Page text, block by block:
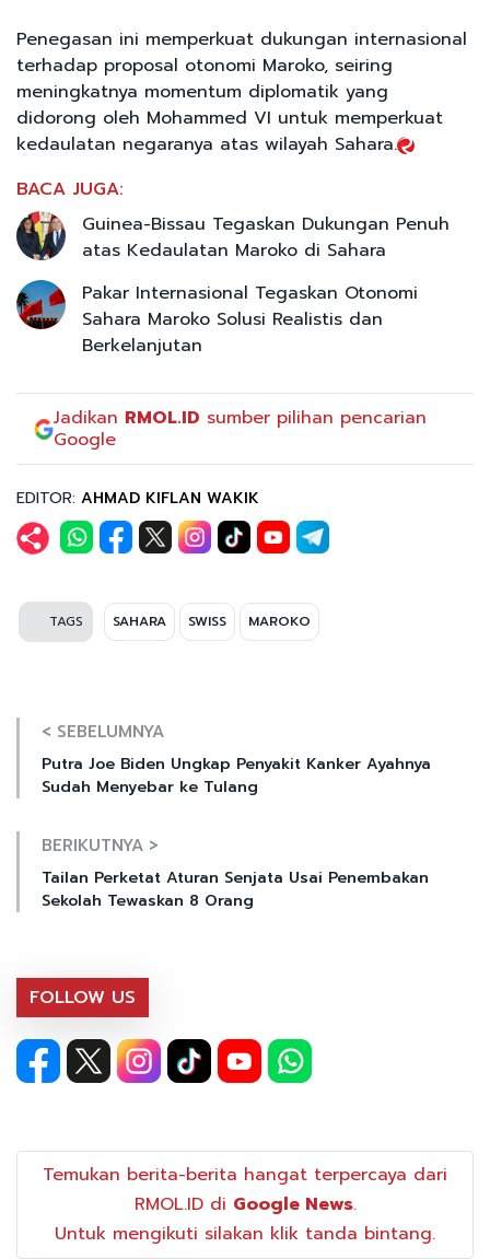
Penegasan ini memperkuat dukungan internasional
terhadap proposal otonomi Maroko, seiring
meningkatnya momentum diplomatik yang
didorong oleh Mohammed VI untuk memperkuat
kedaulatan negaranya atas wilayah Sahara.
BACA JUGA:
Guinea-Bissau Tegaskan Dukungan Penuh
atas Kedaulatan Maroko di Sahara
Pakar Internasional Tegaskan Otonomi
Sahara Maroko Solusi Realistis dan
Berkelanjutan
Jadikan RMOL.ID sumber pilihan pencarian
Google
EDITOR: AHMAD KIFLAN WAKIK
TAGS SAHARA SWISS MAROKO
< SEBELUMNYA
Putra Joe Biden Ungkap Penyakit Kanker Ayahnya
Sudah Menyebar ke Tulang
BERIKUTNYA >
Tailan Perketat Aturan Senjata Usai Penembakan
Sekolah Tewaskan 8 Orang
FOLLOW US
Temukan berita-berita hangat terpercaya dari
RMOL.ID di Google News.
Untuk mengikuti silakan klik tanda bintang.